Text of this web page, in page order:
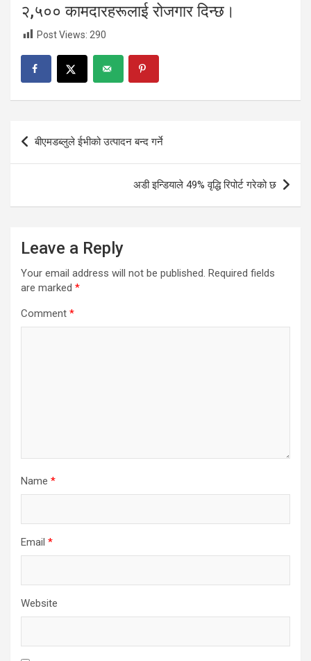
२,५०० कामदारहरूलाई रोजगार दिन्छ।
Post Views: 290
Post
navigation
बीएमडब्लुले ईभीको उत्पादन बन्द गर्ने
अडी इन्डियाले 49% वृद्धि रिपोर्ट गरेको छ
Leave a Reply
Your email address will not be published. Required fields
are marked *
Comment *
Name *
Email *
Website